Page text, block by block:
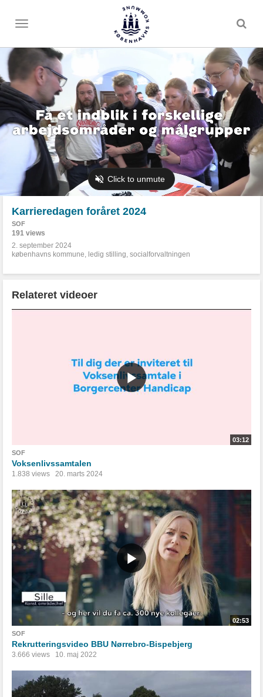
Toggle
Karrieredagen foråret 2024
SOF
191 views
2. september 2024
københavns kommune, ledig stilling, socialforvaltningen
Relateret videoer
03:12
SOF
Voksenlivssamtalen
1.838 views 20. marts 2024
02:53
SOF
Rekrutteringsvideo BBU Nørrebro-Bispebjerg
3.666 views 10. maj 2022